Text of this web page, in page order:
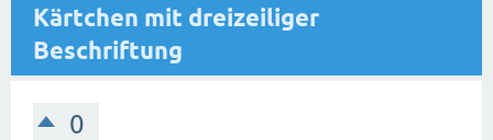
Kärtchen mit dreizeiliger
Beschriftung
0